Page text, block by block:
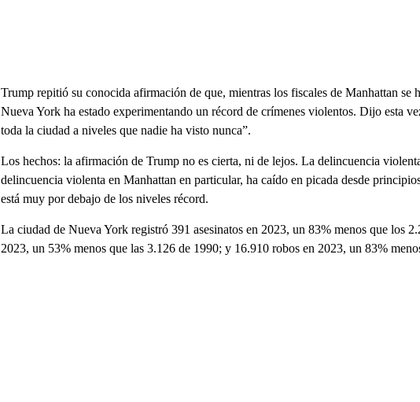
Trump repitió su conocida afirmación de que, mientras los fiscales de Manhattan se
Nueva York ha estado experimentando un récord de crímenes violentos. Dijo esta
toda la ciudad a niveles que nadie ha visto nunca”.
Los hechos: la afirmación de Trump no es cierta, ni de lejos. La delincuencia
delincuencia violenta en Manhattan en particular, ha caído en picada desde
está muy por debajo de los niveles récord.
La ciudad de Nueva York registró 391 asesinatos en 2023, un 83% menos que los
2023, un 53% menos que las 3.126 de 1990; y 16.910 robos en 2023, un 83%